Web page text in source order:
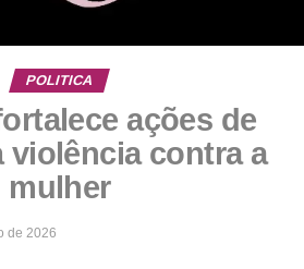
POLITICA
ações de
violência contra a
mulher
de 2026